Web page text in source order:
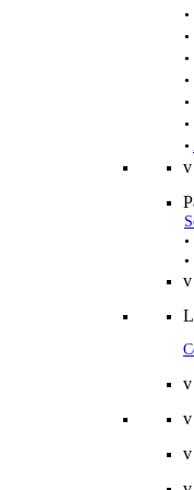
•
•
•
•
•
•
•
v
•
•
v
v
v
v